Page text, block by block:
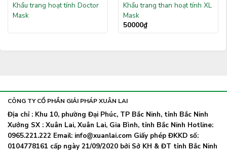
Khẩu trang hoạt tính Doctor
Mask
Khẩu trang than hoạt tính XL
Mask
50000₫
CÔNG TY CỔ PHẦN GIẢI PHÁP XUÂN LAI
Địa chỉ : Khu 10, phường Đại Phúc, TP Bắc Ninh, tỉnh Bắc Ninh
Xưởng SX : Xuân Lai, Xuân Lai, Gia Bình, tỉnh Bắc Ninh Hotline:
0965.221.222 Email: info@xuanlai.com Giấy phép ĐKKD số:
0104778161 cấp ngày 21/09/2020 bởi Sở KH & ĐT tỉnh Bắc Ninh